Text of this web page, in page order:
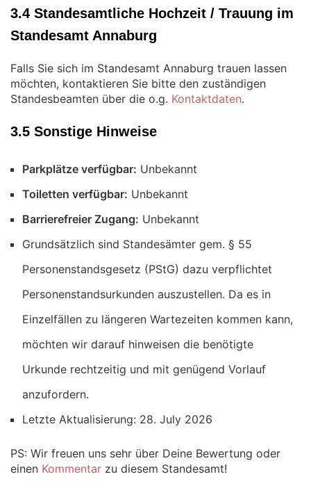
3.4 Standesamtliche Hochzeit / Trauung im
Standesamt Annaburg
Falls Sie sich im Standesamt Annaburg trauen lassen
möchten, kontaktieren Sie bitte den zuständigen
Standesbeamten über die o.g. Kontaktdaten.
3.5 Sonstige Hinweise
Parkplätze verfügbar: Unbekannt
Toiletten verfügbar: Unbekannt
Barrierefreier Zugang: Unbekannt
Grundsätzlich sind Standesämter gem. § 55
Personenstandsgesetz (PStG) dazu verpflichtet
Personenstandsurkunden auszustellen. Da es in
Einzelfällen zu längeren Wartezeiten kommen kann,
möchten wir darauf hinweisen die benötigte
Urkunde rechtzeitig und mit genügend Vorlauf
anzufordern.
Letzte Aktualisierung: 28. July 2026
PS: Wir freuen uns sehr über Deine Bewertung oder
einen Kommentar zu diesem Standesamt!